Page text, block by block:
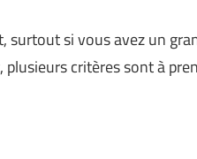
surtout si vous avez un
critères sont à